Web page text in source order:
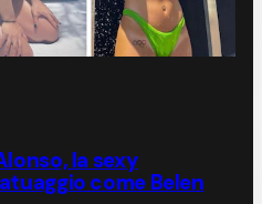
la sexy
come Belen